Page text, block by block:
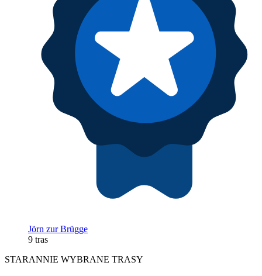
Jörn zur Brügge
9 tras
STARANNIE WYBRANE TRASY